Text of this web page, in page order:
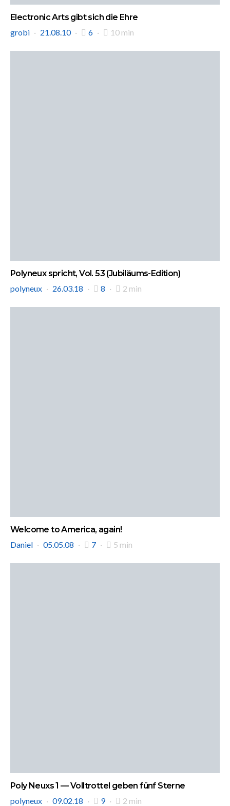
Electronic Arts gibt sich die Ehre
grobi
21.08.10 6 10 min
Polyneux spricht, Vol. 53 (Jubiläums-Edition)
polyneux
26.03.18 8 2 min
Welcome to America, again!
Daniel
05.05.08 7 5 min
Poly Neuxs 1 — Volltrottel geben fünf Sterne
polyneux
09.02.18 9 2 min